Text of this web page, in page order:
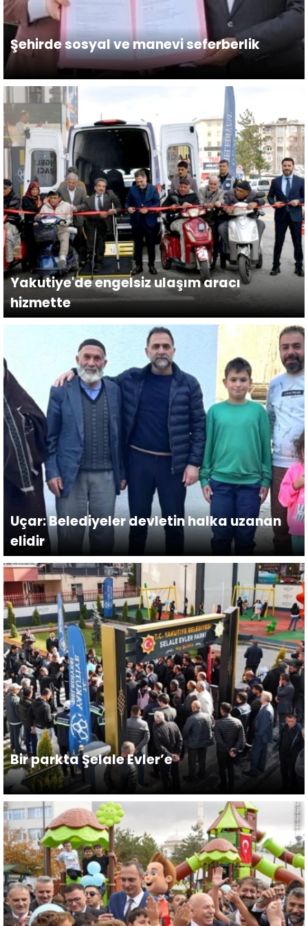
Şehirde sosyal ve manevi seferberlik
Yakutiye'de engelsiz ulaşım aracı
hizmette
Uçar: Belediyeler devletin halka uzanan
elidir
Bir parkta Şelale Evler’e